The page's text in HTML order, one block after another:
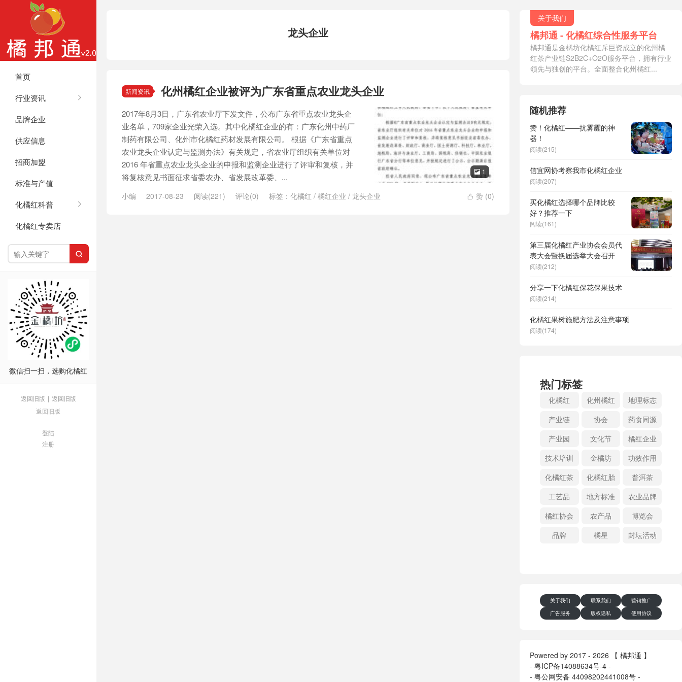
首页
行业资讯
品牌企业
供应信息
招商加盟
标准与产值
化橘红科普
化橘红专卖店

微信扫一扫，选购化橘红
返回旧版 | 返回旧版
返回旧版
登陆
注册
龙头企业
新闻资讯 化州橘红企业被评为广东省重点农业龙头企业
 1
2017年8月3日，广东省农业厅下发文件，公布广东省重点农业龙头企
业名单，709家企业光荣入选。其中化橘红企业的有：广东化州中药厂
制药有限公司、化州市化橘红药材发展有限公司。 根据《广东省重点
农业龙头企业认定与监测办法》有关规定，省农业厅组织有关单位对
2016 年省重点农业龙头企业的申报和监测企业进行了评审和复核，并
将复核意见书面征求省委农办、省发展改革委、...
 赞 (0)
小编 2017-08-23 阅读(221) 评论(0) 标签： 化橘红 / 橘红企业 / 龙头企业
关于我们
橘邦通 - 化橘红综合性服务平台
橘邦通是金橘坊化橘红斥巨资成立的化州橘
红茶产业链S2B2C+O2O服务平台，拥有行业
领先与独创的平台。全面整合化州橘红...
随机推荐
赞！化橘红——抗雾霾的神
器！
阅读(215)
信宜网协考察我市化橘红企业
阅读(207)
买化橘红选择哪个品牌比较
好？推荐一下
阅读(161)
第三届化橘红产业协会会员代
表大会暨换届选举大会召开
阅读(212)
分享一下化橘红保花保果技术
阅读(214)
化橘红果树施肥方法及注意事项
阅读(174)
热门标签
化橘红 化州橘红
地理标志
产业链
协会
药食同源
产业园
文化节
橘红企业
技术培训
金橘坊
功效作用
化橘红茶
化橘红胎
普洱茶
工艺品
地方标准
农业品牌
橘红协会
农产品
博览会
品牌
橘星 封坛活动
关于我们 联系我们
营销推广
广告服务
版权隐私 使用协议
Powered by 2017 - 2026 【 橘邦通 】
- 粤ICP备14088634号-4 -
- 粤公网安备 44098202441008号 -